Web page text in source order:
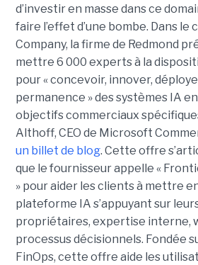
d’investir en masse dans ce
faire l’effet d’une bombe. Dans le
Company, la firme de Redmond
mettre 6 000 experts à la
pour « concevoir, innover,
permanence » des systèmes IA
objectifs commerciaux
Althoff, CEO de Microsoft
un billet de blog. Cette offre
que le fournisseur appelle «
» pour aider les clients à mettre
plateforme IA s’appuyant sur
propriétaires, expertise interne,
processus décisionnels. Fondée
FinOps, cette offre aide les